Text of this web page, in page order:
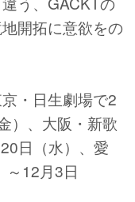
開拓に意欲をの
・日生劇場で2
）、大阪・新歌
日（水）、愛
～12月3日